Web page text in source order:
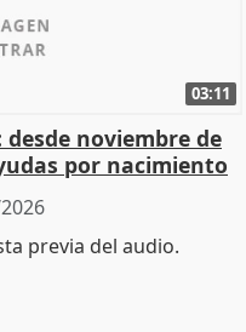
03:11
desde noviembre de
por nacimiento